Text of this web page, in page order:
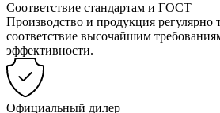
Соответствие стандартам и ГОСТ
Производство и продукция регулярно
соответствие высочайшим
эффективности.
Официальный дилер